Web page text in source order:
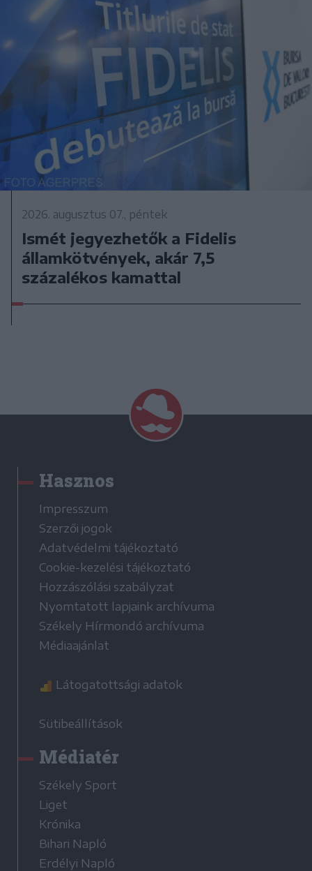
2026. augusztus 07., péntek
Ismét jegyezhetők a Fidelis
államkötvények, akár 7,5
százalékos kamattal
Hasznos
Impresszum
Szerzői jogok
Adatvédelmi tájékoztató
Cookie-kezelési tájékoztató
Hozzászólási szabályzat
Nyomtatott lapjaink archívuma
Székely Hírmondó archívuma
Médiaajánlat
Látogatottsági adatok
Sütibeállítások
Médiatér
Székely Sport
Liget
Krónika
Bihari Napló
Erdélyi Napló